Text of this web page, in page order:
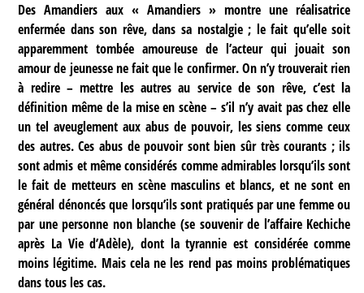
Des Amandiers aux « Amandiers » montre une réalisatrice
enfermée dans son rêve, dans sa nostalgie ; le fait qu’elle soit
apparemment tombée amoureuse de l’acteur qui jouait son
amour de jeunesse ne fait que le confirmer. On n’y trouverait rien
à redire – mettre les autres au service de son rêve, c’est la
définition même de la mise en scène – s’il n’y avait pas chez elle
un tel aveuglement aux abus de pouvoir, les siens comme ceux
des autres. Ces abus de pouvoir sont bien sûr très courants ; ils
sont admis et même considérés comme admirables lorsqu’ils sont
le fait de metteurs en scène masculins et blancs, et ne sont en
général dénoncés que lorsqu’ils sont pratiqués par une femme ou
par une personne non blanche (se souvenir de l’affaire Kechiche
après La Vie d’Adèle), dont la tyrannie est considérée comme
moins légitime. Mais cela ne les rend pas moins problématiques
dans tous les cas.